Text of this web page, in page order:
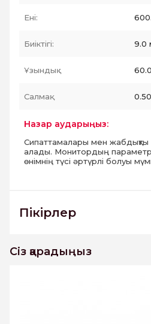
Ені:
Биіктігі: 9.0
Ұзындық :
Салмақ:
Назар аударыңыз:
Сипаттамалары мен жабдықты
алады. Монитордың
өнімнің түсі әртүрлі болуы
Пікірлер
Бұл тауарға әлі пікірлер жоқ.
Сіз қарадыңыз